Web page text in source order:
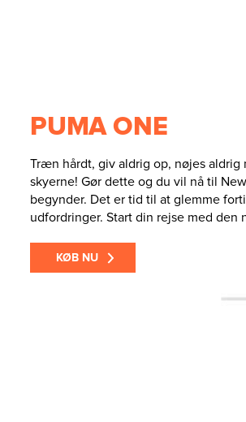
PUMA ONE
Træn hårdt, giv aldrig op, nøjes aldrig
skyerne! Gør dette og du vil nå til
begynder. Det er tid til at glemme
udfordringer. Start din rejse med den
KØB NU